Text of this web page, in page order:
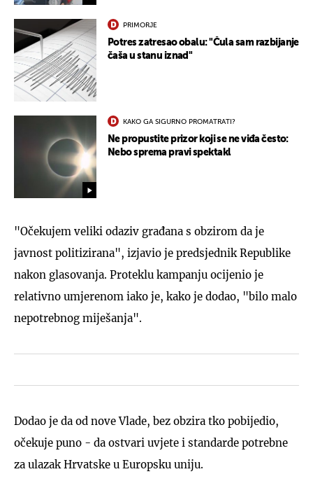
PRIMORJE
Potres zatresao obalu: "Čula sam razbijanje
čaša u stanu iznad"
KAKO GA SIGURNO PROMATRATI?
Ne propustite prizor koji se ne viđa često:
Nebo sprema pravi spektakl
"Očekujem veliki odaziv građana s obzirom da je
javnost politizirana", izjavio je predsjednik Republike
nakon glasovanja. Proteklu kampanju ocijenio je
relativno umjerenom iako je, kako je dodao, "bilo malo
nepotrebnog miješanja".
Dodao je da od nove Vlade, bez obzira tko pobijedio,
očekuje puno - da ostvari uvjete i standarde potrebne
za ulazak Hrvatske u Europsku uniju.